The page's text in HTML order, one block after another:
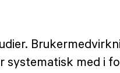
systematisk med i